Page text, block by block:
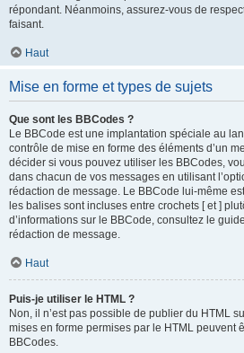
répondant. Néanmoins, assurez-vous de
faisant.
Haut
Mise en forme et types de sujets
Que sont les BBCodes ?
Le BBCode est une implantation spéciale au
contrôle de mise en forme des éléments d’un
décider si vous pouvez utiliser les BBCodes,
dans chacun de vos messages en utilisant
rédaction de message. Le BBCode lui-même
les balises sont incluses entre crochets [ et ]
d’informations sur le BBCode, consultez le
rédaction de message.
Haut
Puis-je utiliser le HTML ?
Non, il n’est pas possible de publier du HTML
mises en forme permises par le HTML peuvent
BBCodes.